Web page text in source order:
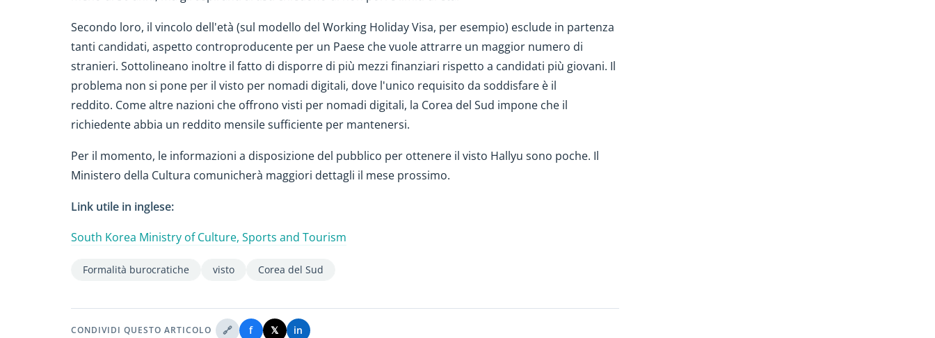
Secondo loro, il vincolo dell'età (sul modello del Working Holiday Visa, per esempio) esclude in partenza
tanti candidati, aspetto controproducente per un Paese che vuole attrarre un maggior numero di
stranieri. Sottolineano inoltre il fatto di disporre di più mezzi finanziari rispetto a candidati più giovani. Il
problema non si pone per il visto per nomadi digitali, dove l'unico requisito da soddisfare è il
reddito. Come altre nazioni che offrono visti per nomadi digitali, la Corea del Sud impone che il
richiedente abbia un reddito mensile sufficiente per mantenersi.
Per il momento, le informazioni a disposizione del pubblico per ottenere il visto Hallyu sono poche. Il
Ministero della Cultura comunicherà maggiori dettagli il mese prossimo.
Link utile in inglese:
South Korea Ministry of Culture, Sports and Tourism
Formalità burocratiche visto Corea del Sud
CONDIVIDI QUESTO ARTICOLO 🔗 f 𝕏 in